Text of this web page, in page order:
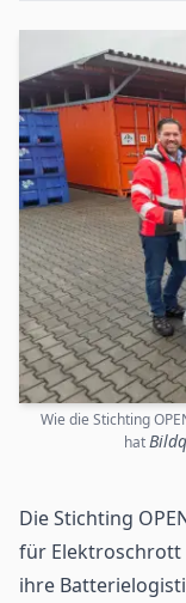
Wie die Stichting
hat
Die Stichting
für Elektroschrott
ihre